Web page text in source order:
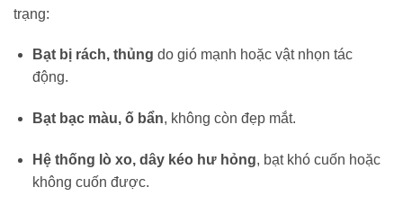
trạng:
Bạt bị rách, thủng do gió mạnh hoặc vật nhọn tác
động.
Bạt bạc màu, ố bẩn, không còn đẹp mắt.
Hệ thống lò xo, dây kéo hư hỏng, bạt khó cuốn hoặc
không cuốn được.